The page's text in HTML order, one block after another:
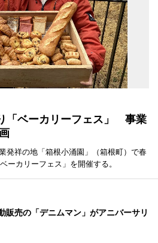
「ベーカリーフェス」 事業
発祥の地「箱根小涌園」（箱根町）で春
ーカリーフェス」を開催する。
販売の「デニムマン」がアニバーサリ